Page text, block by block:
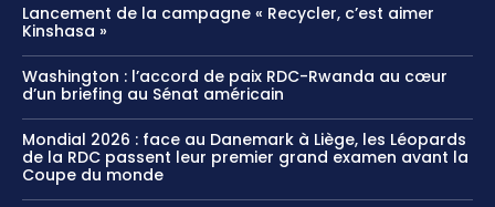
Lancement de la campagne « Recycler, c’est aimer
Kinshasa »
Washington : l’accord de paix RDC-Rwanda au cœur
d’un briefing au Sénat américain
Mondial 2026 : face au Danemark à Liège, les Léopards
de la RDC passent leur premier grand examen avant la
Coupe du monde